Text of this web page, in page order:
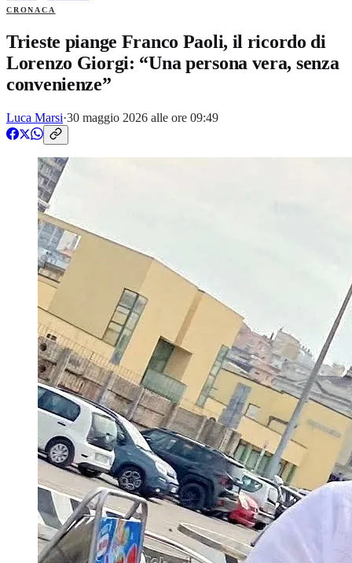
CRONACA
Trieste piange Franco Paoli, il ricordo di
Lorenzo Giorgi: “Una persona vera, senza
convenienze”
Luca Marsi·30 maggio 2026 alle ore 09:49